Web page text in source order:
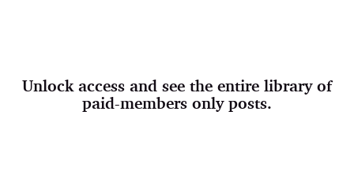
Unlock access and see the entire library of
paid-members only posts.